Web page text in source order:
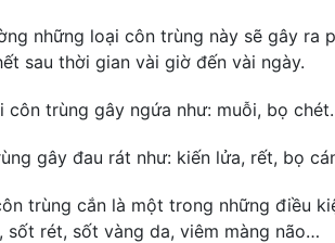
những loại côn trùng này sẽ gây ra
sau thời gian vài giờ đến vài ngày.
côn trùng gây ngứa như: muỗi, bọ
gây đau rát như: kiến lửa, rết, bọ
trùng cắn là một trong những điều
sốt rét, sốt vàng da, viêm màng não…